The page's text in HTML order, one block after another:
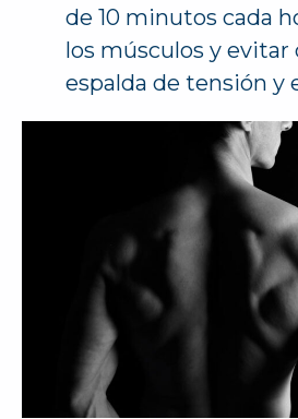
de 10 minutos cada
los músculos y evitar
espalda de tensión y